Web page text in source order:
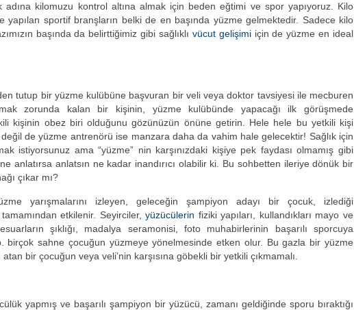
adına kilomuzu kontrol altına almak için beden eğtimi ve spor yapıyoruz. Kilo
yapılan sportif branşların belki de en başında yüzme gelmektedir. Sadece kilo
başında da belirttiğimiz gibi sağlıklı vücut gelişimiiçin de yüzme en ideal
tutup bir yüzme kulübüne başvuran bir veli veya doktor tavsiyesi ile mecburen
zorunda kalan bir kişinin, yüzme kulübünde yapacağı ilk görüşmede
kişinin obez biri olduğunu gözünüzün önüne getirin. Hele hele bu yetkili kişi
değil de yüzme antrenörü ise manzara daha da vahim hale gelecektir! Sağlık için
istiyorsunuz ama “yüzme” nin karşınızdaki kişiye pek faydası olmamış gibi
anlatırsa anlatsın ne kadar inandırıcı olabilir ki. Bu sohbetten ileriye dönük bir
çıkar mı?
yarışmalarını izleyen, geleceğin şampiyon adayı bir çocuk, izlediği
etkilenir. Seyirciler,yüzücülerin fiziki yapıları, kullandıkları mayo ve
şıklığı, madalya seramonisi, foto muhabirlerinin başarılı sporcuya
birçok sahne çocuğun yüzmeye yönelmesinde etken olur. Bu gazla bir yüzme
bir çocuğun veya veli’nin karşısına göbekli bir yetkili çıkmamalı.
yapmış ve başarılı şampiyon bir yüzücü, zamanı geldiğinde sporu bıraktığı